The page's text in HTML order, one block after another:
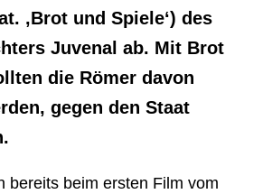
‚Brot und Spiele‘) des
Juvenal ab. Mit Brot
die Römer davon
gegen den Staat
bereits beim ersten Film vom